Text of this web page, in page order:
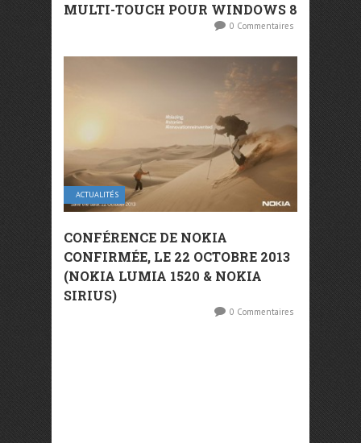
MULTI-TOUCH POUR WINDOWS 8
0 Commentaires
ACTUALITÉS
CONFÉRENCE DE NOKIA
CONFIRMÉE, LE 22 OCTOBRE 2013
(NOKIA LUMIA 1520 & NOKIA
SIRIUS)
0 Commentaires